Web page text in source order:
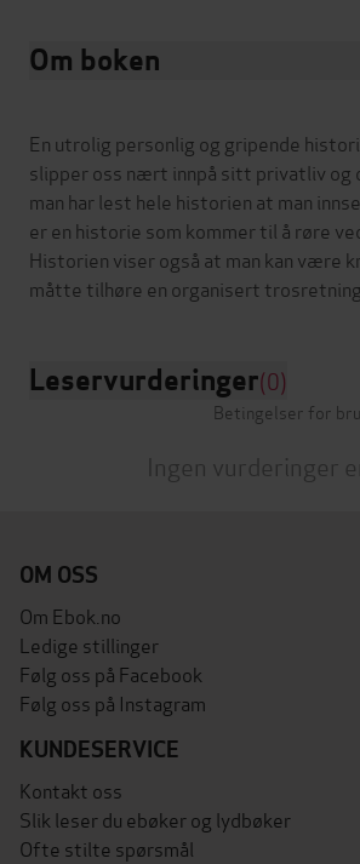
Om boken
En utrolig personlig og gripende
slipper oss nært innpå sitt privatliv og
man har lest hele historien at man
er en historie som kommer til å røre
Historien viser også at man kan være
Leservurderinger(0)
Betingelser for
Ingen vurderinger
OM OSS
Om Ebok.no
Ledige stillinger
Følg oss på Facebook
Følg oss på Instagram
KUNDESERVICE
Kontakt oss
Slik leser du ebøker og lydbøker
Ofte stilte spørsmål